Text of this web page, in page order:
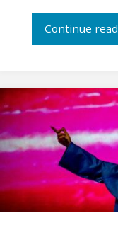
Continue